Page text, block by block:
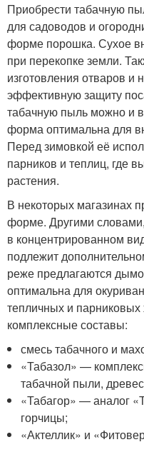
Приобрести табачную
для садоводов и
форме порошка. Сухое
при перекопке земли.
изготовления отваров и
эффективную защиту
табачную пыль можно и
форма оптимальна для
Перед зимовкой её
парников и теплиц, где
растения.
В некоторых магазинах
форме. Другими
в концентрированном
подлежит
реже предлагаются
оптимальна для
тепличных и парниковых
комплексные составы:
смесь табачного и
«Табазол» —
табачной пыли,
«Табагор» — аналог
горчицы;
«Актеллик» и